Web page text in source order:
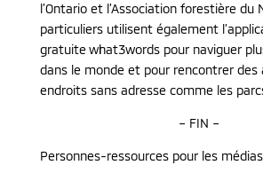
l’Ontario et l’Association forestière du
particuliers utilisent également
gratuite what3words pour naviguer
dans le monde et pour rencontrer des
endroits sans adresse comme les
– FIN –
Personnes-ressources pour les